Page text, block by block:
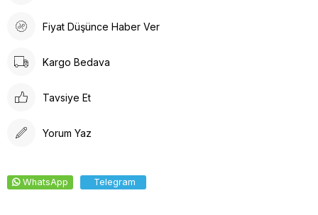
Fiyat Düşünce Haber Ver
Kargo Bedava
Tavsiye Et
Yorum Yaz
WhatsApp Telegram